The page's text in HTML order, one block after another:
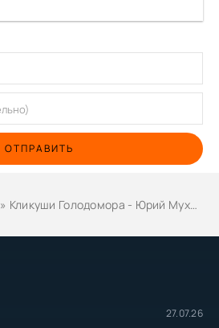
27.07.26
ОТПРАВИТЬ
» Кликуши Голодомора - Юрий Мухин